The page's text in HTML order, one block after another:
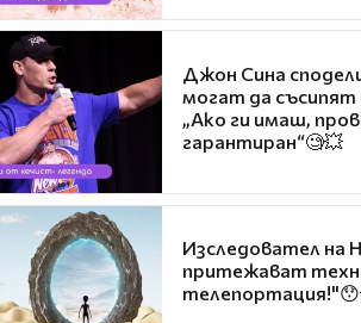
Джон Сина
могат да съсипят
„Ако ги имаш,
гарантиран“🧐💥
Изследовател
притежават